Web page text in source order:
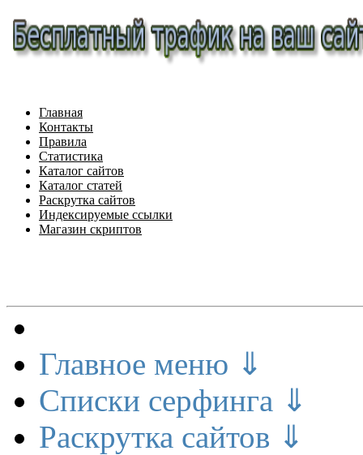
Главная
Контакты
Правила
Статистика
Каталог сайтов
Каталог статей
Раскрутка сайтов
Индексируемые ссылки
Магазин скриптов
Главное меню ⇓
Списки серфинга ⇓
Раскрутка сайтов ⇓